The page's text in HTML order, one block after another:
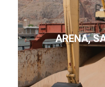
ARENA,